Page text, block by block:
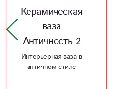
Ваза -
керамика 2
Керамическая ваза
необычной формы